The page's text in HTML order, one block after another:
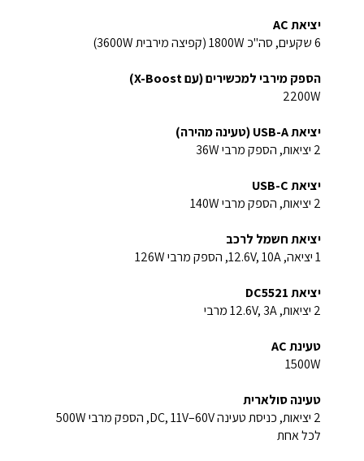
יציאת AC
6 שקעים, סה"כ 1800W (קפיצה מירבית 3600W)
הספק מירבי למכשירים (עם X-Boost)
2200W
יציאת USB-A (טעינה מהירה)
2 יציאות, הספק מרבי 36W
יציאת USB-C
2 יציאות, הספק מרבי 140W
יציאת חשמל לרכב
1 יציאה, 12.6V, 10A, הספק מרבי 126W
יציאת DC5521
2 יציאות, 12.6V, 3A מרבי
טעינת AC
1500W
טעינה סולארית
2 יציאות, כניסת טעינה DC, 11V–60V, הספק מרבי 500W
לכל אחת